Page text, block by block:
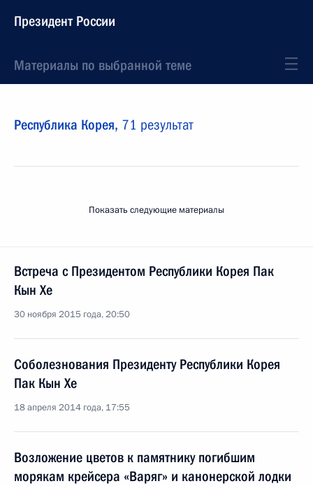
Президент России
Материалы по выбранной теме
Республика Корея, 71 результат
Показать следующие материалы
Встреча с Президентом Республики Корея Пак
Кын Хе
30 ноября 2015 года, 20:50
Соболезнования Президенту Республики Корея
Пак Кын Хе
18 апреля 2014 года, 17:55
Возложение цветов к памятнику погибшим
морякам крейсера «Варяг» и канонерской лодки